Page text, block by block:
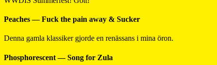
Peaches — Fuck the pain away & Sucker
Denna gamla klassiker gjorde en renässans i mina öron.
Phosphorescent — Song for Zula